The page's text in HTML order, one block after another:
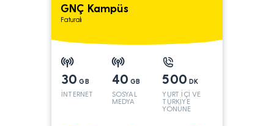
GNÇ Kampüs
Faturalı
30 GB
İNTERNET
40 GB
SOSYAL
MEDYA
500 DK
YURT İÇİ VE
TÜRKİYE
YÖNÜNE